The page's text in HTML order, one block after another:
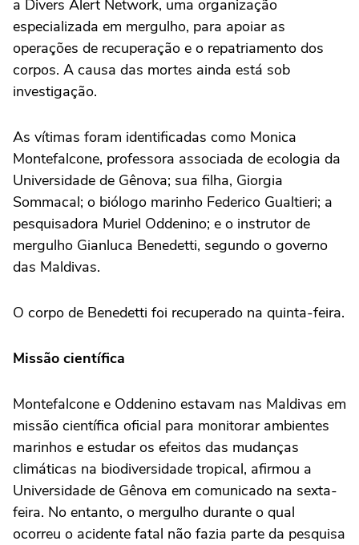
a Divers Alert Network, uma organização
especializada em mergulho, para apoiar as
operações de recuperação e o repatriamento dos
corpos. A causa das mortes ainda está sob
investigação.
As vítimas foram identificadas como Monica
Montefalcone, professora associada de ecologia da
Universidade de Gênova; sua filha, Giorgia
Sommacal; o biólogo marinho Federico Gualtieri; a
pesquisadora Muriel Oddenino; e o instrutor de
mergulho Gianluca Benedetti, segundo o governo
das Maldivas.
O corpo de Benedetti foi recuperado na quinta-feira.
Missão científica
Montefalcone e Oddenino estavam nas Maldivas em
missão científica oficial para monitorar ambientes
marinhos e estudar os efeitos das mudanças
climáticas na biodiversidade tropical, afirmou a
Universidade de Gênova em comunicado na sexta-
feira. No entanto, o mergulho durante o qual
ocorreu o acidente fatal não fazia parte da pesquisa